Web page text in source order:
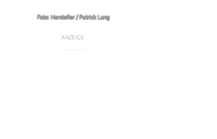
Foto: Hersteller / Patrick Lang
ANZEIGE